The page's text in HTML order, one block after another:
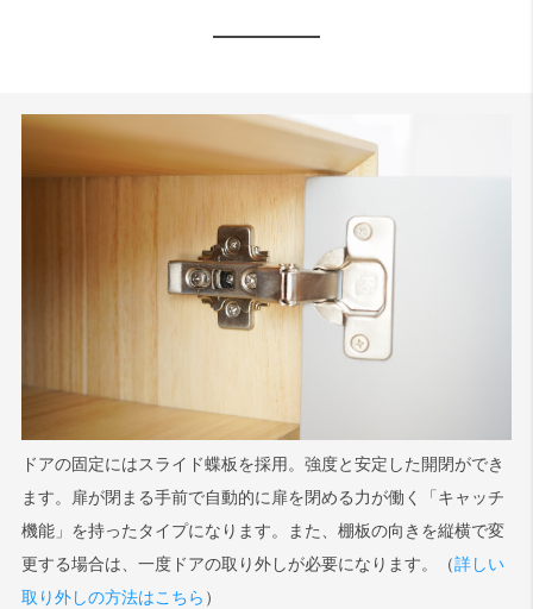
ドアの固定にはスライド蝶板を採用。強度と安定した開閉ができ
ます。扉が閉まる手前で自動的に扉を閉める力が働く「キャッチ
機能」を持ったタイプになります。また、棚板の向きを縦横で変
更する場合は、一度ドアの取り外しが必要になります。（詳しい
取り外しの方法はこちら ）